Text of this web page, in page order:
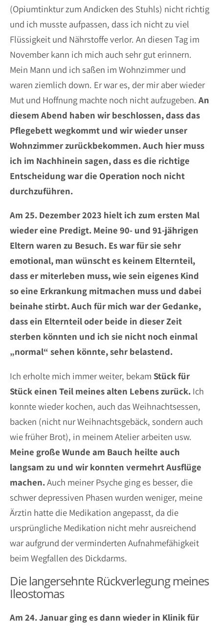
(Opiumtinktur zum Andicken des Stuhls) nicht richtig
und ich musste aufpassen, dass ich nicht zu viel
Flüssigkeit und Nährstoffe verlor. An diesen Tag im
November kann ich mich auch sehr gut erinnern.
Mein Mann und ich saßen im Wohnzimmer und
waren ziemlich down. Er war es, der mir aber wieder
Mut und Hoffnung machte noch nicht aufzugeben. An
diesem Abend haben wir beschlossen, dass das
Pflegebett wegkommt und wir wieder unser
Wohnzimmer zurückbekommen. Auch hier muss
ich im Nachhinein sagen, dass es die richtige
Entscheidung war die Operation noch nicht
durchzuführen.
Am 25. Dezember 2023 hielt ich zum ersten Mal
wieder eine Predigt. Meine 90- und 91-jährigen
Eltern waren zu Besuch. Es war für sie sehr
emotional, man wünscht es keinem Elternteil,
dass er miterleben muss, wie sein eigenes Kind
so eine Erkrankung mitmachen muss und dabei
beinahe stirbt. Auch für mich war der Gedanke,
dass ein Elternteil oder beide in dieser Zeit
sterben könnten und ich sie nicht noch einmal
„normal“ sehen könnte, sehr belastend.
Ich erholte mich immer weiter, bekam Stück für
Stück einen Teil meines alten Lebens zurück. Ich
konnte wieder kochen, auch das Weihnachtsessen,
backen (nicht nur Weihnachtsgebäck, sondern auch
wie früher Brot), in meinem Atelier arbeiten usw.
Meine große Wunde am Bauch heilte auch
langsam zu und wir konnten vermehrt Ausflüge
machen.Auch meiner Psyche ging es besser, die
schwer depressiven Phasen wurden weniger, meine
Ärztin hatte die Medikation angepasst, da die
ursprüngliche Medikation nicht mehr ausreichend
war aufgrund der verminderten Aufnahmefähigkeit
beim Wegfallen des Dickdarms.
Die langersehnte Rückverlegung meines
Ileostomas
Am 24. Januar ging es dann wieder in Klinik für